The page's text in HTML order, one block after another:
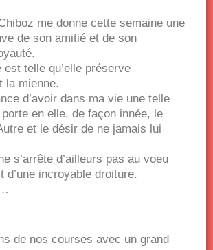
me donne cette semaine une
de son amitié et de son
est telle qu’elle préserve
la mienne.
d’avoir dans ma vie une telle
en elle, de façon innée, le
et le désir de ne jamais lui
s’arrête d’ailleurs pas au voeu
d’une incroyable droiture.
de nos courses avec un grand